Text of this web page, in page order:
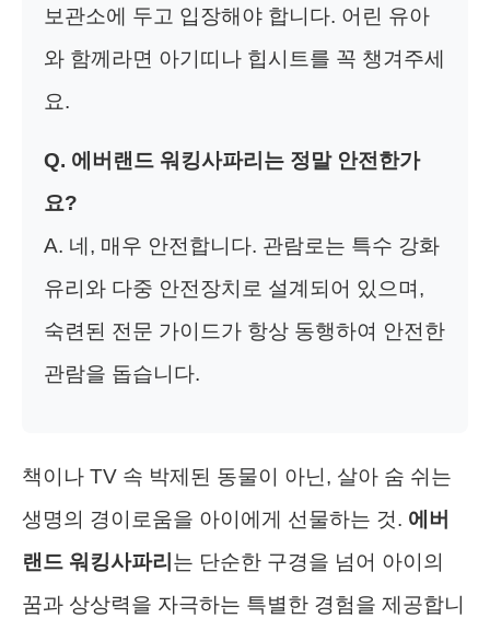
보관소에 두고 입장해야 합니다. 어린 유아
와 함께라면 아기띠나 힙시트를 꼭 챙겨주세
요.
Q. 에버랜드 워킹사파리는 정말 안전한가
요?
A. 네, 매우 안전합니다. 관람로는 특수 강화
유리와 다중 안전장치로 설계되어 있으며,
숙련된 전문 가이드가 항상 동행하여 안전한
관람을 돕습니다.
책이나 TV 속 박제된 동물이 아닌, 살아 숨 쉬는
생명의 경이로움을 아이에게 선물하는 것. 에버
랜드 워킹사파리 는 단순한 구경을 넘어 아이의
꿈과 상상력을 자극하는 특별한 경험을 제공합니